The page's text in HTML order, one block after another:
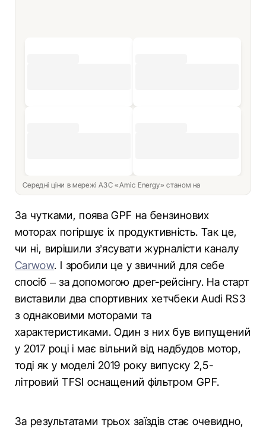
Середні ціни в мережі АЗС «Amic Energy» станом на
За чутками, поява GPF на бензинових
моторах погіршує іх продуктивність. Так це,
чи ні, вирішили з’ясувати журналісти каналу
Carwow. І зробили це у звичний для себе
спосіб – за допомогою дрег-рейсінгу. На старт
виставили два спортивних хетчбеки Audi RS3
з однаковими моторами та
характеристиками. Один з них був випущений
у 2017 році і має вільний від надбудов мотор,
тоді як у моделі 2019 року випуску 2,5-
літровий TFSI оснащений фільтром GPF.
За результатами трьох заїздів стає очевидно,